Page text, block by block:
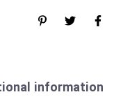
information